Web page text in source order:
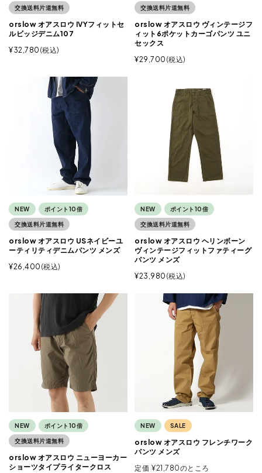
交換送料片道無料
orslow オアスロウ IVYフィットセ
ルビッジデニム107
¥32,780 税込
交換送料片道無料
orslow オアスロウ ヴィンテージフ
ィット6ポケットカーゴパンツ ユニ
セックス
¥29,700 税込
NEW ポイント10倍
交換送料片道無料
orslow オアスロウ USネイビーユ
ーティリティデニムパンツ メンズ
¥26,400 税込
NEW ポイント10倍
交換送料片道無料
orslow オアスロウ ヘリンボーン
ヴィンテージフィットファティーグ
パンツ メンズ
¥23,980 税込
NEW ポイント10倍
交換送料片道無料
orslow オアスロウ ニューヨーカー
ショーツタイプライタークロス
NEW SALE
orslow オアスロウ フレンチワーク
パンツ メンズ
定価 ¥21,780のところ